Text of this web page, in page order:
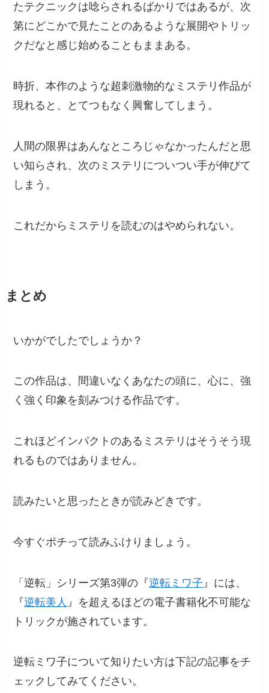
たテクニックは唸らされるばかりではあるが、次
第にどこかで見たことのあるような展開やトリッ
クだなと感じ始めることもままある。
時折、本作のような超刺激物的なミステリ作品が
現れると、とてつもなく興奮してしまう。
人間の限界はあんなところじゃなかったんだと思
い知らされ、次のミステリについつい手が伸びて
しまう。
これだからミステリを読むのはやめられない。
まとめ
いかがでしたでしょうか？
この作品は、間違いなくあなたの頭に、心に、強
く強く印象を刻みつける作品です。
これほどインパクトのあるミステリはそうそう現
れるものではありません。
読みたいと思ったときが読みどきです。
今すぐポチって読みふけりましょう。
「逆転」シリーズ第3弾の『逆転ミワ子 』には、
『逆転美人 』を超えるほどの電子書籍化不可能な
トリックが施されています。
逆転ミワ子について知りたい方は下記の記事をチ
ェックしてみてください。